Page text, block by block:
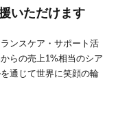
いただけます
ンスケア・サポート活
らの売上1%相当のシア
通じて世界に笑顔の輪